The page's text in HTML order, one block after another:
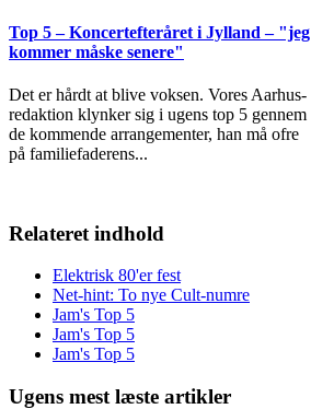
Top 5 – Koncertefteråret i Jylland – "jeg
kommer måske senere"
Det er hårdt at blive voksen. Vores Aarhus-
redaktion klynker sig i ugens top 5 gennem
de kommende arrangementer, han må ofre
på familiefaderens...
Relateret indhold
Elektrisk 80'er fest
Net-hint: To nye Cult-numre
Jam's Top 5
Jam's Top 5
Jam's Top 5
Ugens mest læste artikler